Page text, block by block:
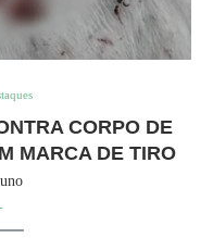
CORPO DE
MARCA DE TIRO